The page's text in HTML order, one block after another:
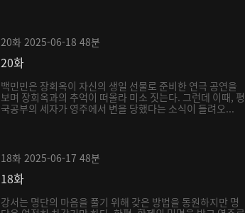
20화 2025-06-18 48분
20화
백민민은 장회옥이 자신의 생일 선물로 준비한 연극 공연을
보며 장회옥과의 추억이 떠올라 미소 짓는다. 그런데 이때, 평
국공부의 세자가 영주에서 변을 당했다는 소식이 들려오...
18화 2025-06-17 48분
18화
강서는 명단의 마음을 풀기 위해 갖은 방법을 동원하지만 명